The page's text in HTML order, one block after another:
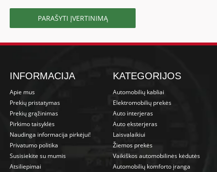
PARAŠYTI ĮVERTINIMĄ
INFORMACIJA
Apie mus
Prekių pristatymas
Prekių grąžinimas
Pirkimo taisyklės
Naudinga informacija pirkėjui!
Privatumo politika
Susisiekite su mumis
Atsiliepimai
KATEGORIJOS
Automobilių kabliai
Elektromobilių prekės
Auto interjeras
Auto eksterjeras
Laisvalaikiui
Žiemos prekės
Vaikiškos automobilinės kėdutės
Automobilių komforto įranga